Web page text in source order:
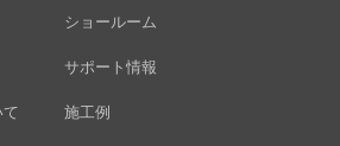
ショールーム
サポート情報
施工例